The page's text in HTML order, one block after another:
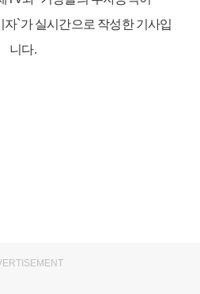
`가 실시간으로 작성한 기사입
니다.